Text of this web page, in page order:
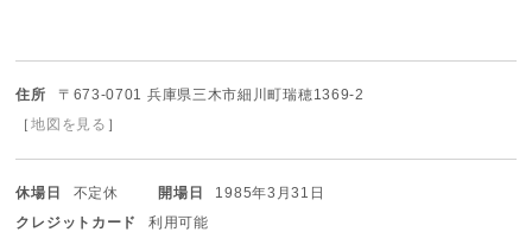
住所
〒673-0701 兵庫県三木市細川町瑞穂1369-2
［地図を見る ］
休場日 不定休 開場日
1985年3月31日
クレジットカード
利用可能